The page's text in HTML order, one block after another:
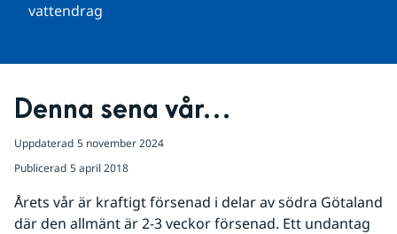
vattendrag
Denna sena vår...
Uppdaterad 5 november 2024
Publicerad 5 april 2018
Årets vår är kraftigt försenad i delar av södra Götaland
där den allmänt är 2-3 veckor försenad. Ett undantag